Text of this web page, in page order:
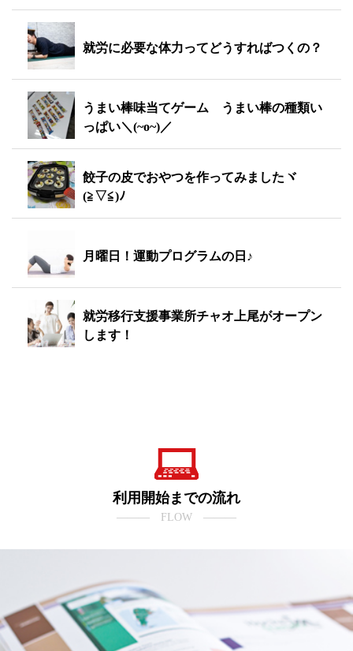
就労に必要な体力ってどうすればつくの？
うまい棒味当てゲーム うまい棒の種類い
っぱい＼(~o~)／
餃子の皮でおやつを作ってみましたヾ
(≧▽≦)ﾉ
月曜日！運動プログラムの日♪
就労移行支援事業所チャオ上尾がオープン
します！
利用開始までの流れ
――― FLOW ―――